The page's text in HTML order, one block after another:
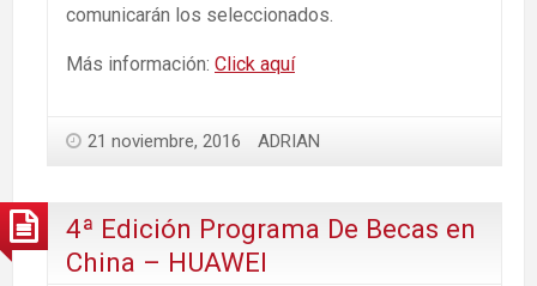
comunicarán los seleccionados.
Más información: Click aquí
21 noviembre, 2016 ADRIAN
4ª Edición Programa De Becas en
China – HUAWEI